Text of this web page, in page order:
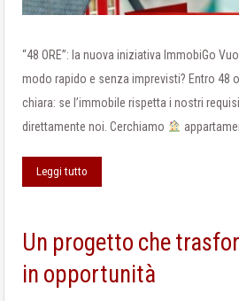
“48 ORE”: la nuova iniziativa ImmobiGo
modo rapido e senza imprevisti? Entro 48
chiara: se l’immobile rispetta i nostri
direttamente noi. Cerchiamo
Leggi tutto
Un progetto che
in opportunità